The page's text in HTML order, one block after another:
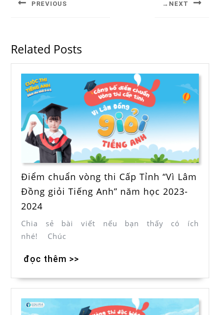
PREVIOUS NEXT
Related Posts
Điểm chuẩn vòng thi Cấp Tỉnh “Vì Lâm
Đồng giỏi Tiếng Anh” năm học 2023-
2024
Chia sẻ bài viết nếu bạn thấy có ích
nhé! Chúc
đọc thêm >>